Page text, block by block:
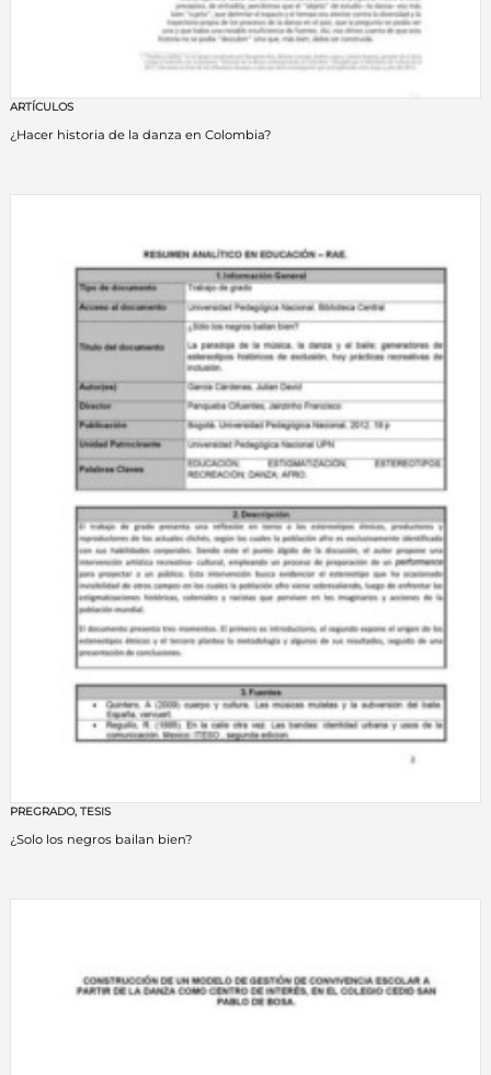
ARTÍCULOS
¿Hacer historia de la danza en Colombia?
PREGRADO, TESIS
¿Solo los negros bailan bien?